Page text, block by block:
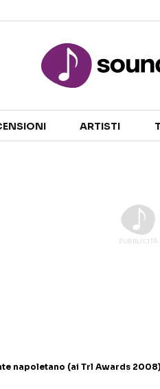
ARTISTI
napoletano (ai Trl Awards 2008)